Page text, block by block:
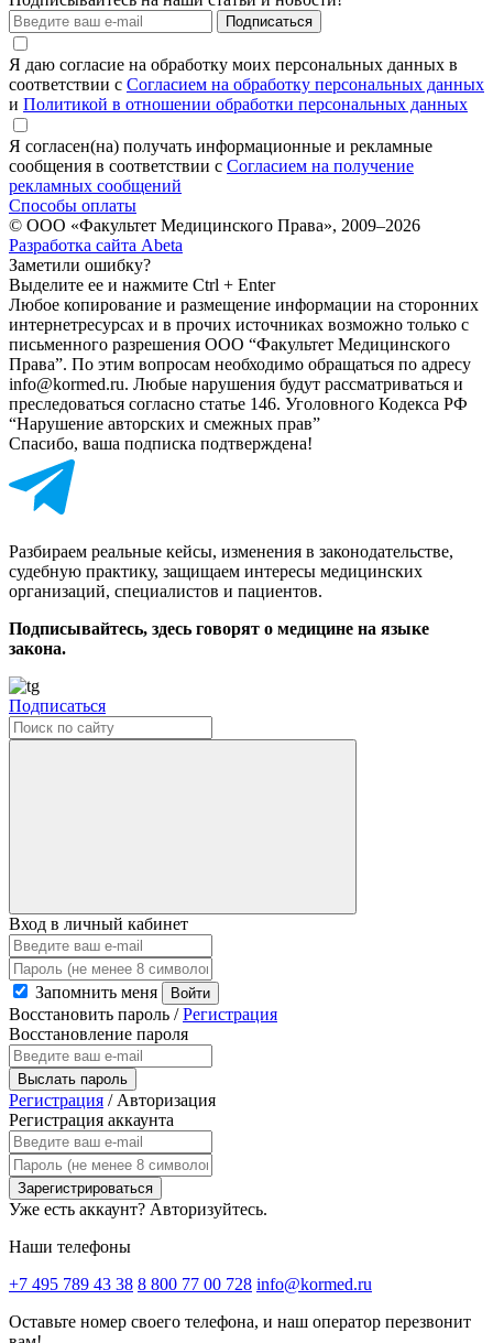
Подписаться
Я даю согласие на обработку моих персональных данных в
соответствии с Согласием на обработку персональных данных
и Политикой в отношении обработки персональных данных
Я согласен(на) получать информационные и рекламные
сообщения в соответствии с Согласием на получение
рекламных сообщений
Способы оплаты
© ООО «Факультет Медицинского Права», 2009–2026
Разработка сайта Abeta
Заметили ошибку?
Выделите ее и нажмите Ctrl + Enter
Любое копирование и размещение информации на сторонних
интернет­ресурсах и в прочих источниках возможно только с
письменного разрешения ООО “Факультет Медицинского
Права”. По этим вопросам необходимо обращаться по адресу
info@kormed.ru. Любые нарушения будут рассматриваться и
преследоваться согласно статье 146. Уголовного Кодекса РФ
“Нарушение авторских и смежных прав”
Спасибо, ваша подписка подтверждена!
Разбираем реальные кейсы, изменения в законодательстве,
судебную практику, защищаем интересы медицинских
организаций, специалистов и пациентов.
Подписывайтесь, здесь говорят о медицине на языке
закона.
Подписаться
Вход в личный кабинет
Запомнить меня Войти
Восстановить пароль /Регистрация
Восстановление пароля
Выслать пароль
Регистрация / Авторизация
Регистрация аккаунта
Зарегистрироваться
Уже есть аккаунт? Авторизуйтесь.
Наши телефоны
+7 495 789 43 38 8 800 77 00 728 info@kormed.ru
Оставьте номер своего телефона, и наш оператор перезвонит